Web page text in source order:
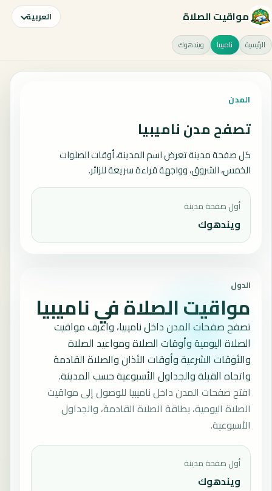
مواقيت الصلاة العربية
الرئيسية ناميبيا ويندهوك
الدول
مواقيت الصلاة في ناميبيا
تصفح صفحات المدن داخل ناميبيا، واعرف مواقيت
الصلاة اليومية وأوقات الصلاة ومواعيد الصلاة
والأوقات الشرعية وأوقات الأذان والصلاة القادمة
واتجاه القبلة والجداول الأسبوعية حسب المدينة.
افتح صفحات المدن داخل ناميبيا للوصول إلى مواقيت
الصلاة اليومية، بطاقة الصلاة القادمة، والجداول
الأسبوعية.
أول صفحة مدينة
ويندهوك
المدن
تصفح مدن ناميبيا
كل صفحة مدينة تعرض اسم المدينة، أوقات الصلوات
الخمس، الشروق، وواجهة قراءة سريعة للزائر.
أول صفحة مدينة
ويندهوك